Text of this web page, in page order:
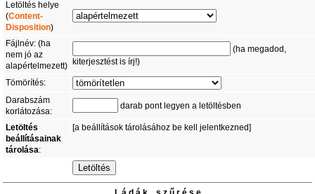
Letöltés helye
(Content-
Disposition)
Fájlnév: (ha
nem jó az
alapértelmezett)
(ha megadod,
kiterjesztést is írj!)
Tömörítés:
Darabszám
korlátozása:
darab pont legyen a letöltésben
Letöltés
beállításainak
tárolása:
[a beállítások tárolásához be kell jelentkezned]